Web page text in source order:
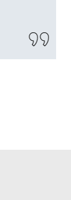
propre.
pas